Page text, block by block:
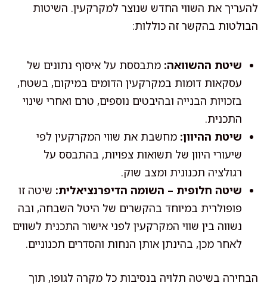
להעריך את השווי החדש שנוצר למקרקעין. השיטות
הבולטות בהקשר זה כוללות:
שיטת ההשוואה: מתבססת על איסוף נתונים של
עסקאות דומות במקרקעין הדומים במיקום, בשטח,
בזכויות הבנייה ובהיבטים נוספים, טרם ואחרי שינוי
התכנית.
שיטת ההיוון: מחשבת את שווי המקרקעין לפי
שיעורי היוון של תשואות צפויות, בהתבסס על
רגולציה תכנונית ומצב שוק.
שיטה חלופית – השומה הדיפרנציאלית: שיטה זו
פופולרית במיוחד בהקשרים של היטל השבחה, ובה
נשווה בין שווי המקרקעין לפני אישור התכנית לשווים
לאחר מכן, בהינתן אותן הנחות והסדרים תכנוניים.
הבחירה בשיטה תלויה בנסיבות כל מקרה לגופו, תוך